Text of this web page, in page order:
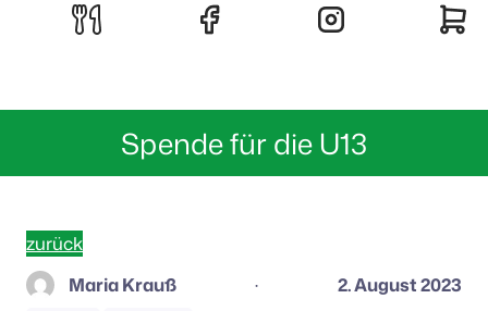
Spende für die U13
zurück
Maria Krauß
· 2. August 2023